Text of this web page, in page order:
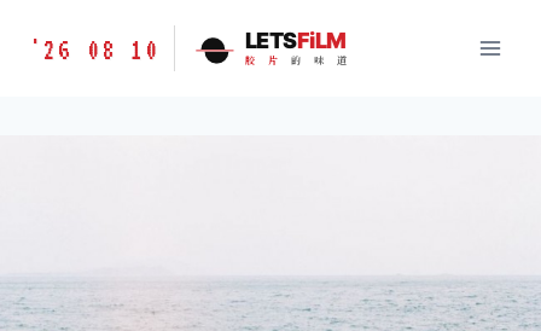
胶
'26 08 10 LETSFiLM
胶 片 的 味 道